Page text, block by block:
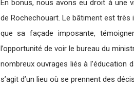
En bonus, nous avons eu droit à une
de Rochechouart. Le bâtiment est
que sa façade imposante,
l’opportunité de voir le bureau du
nombreux ouvrages liés à l’éducation
s’agit d’un lieu où se prennent des